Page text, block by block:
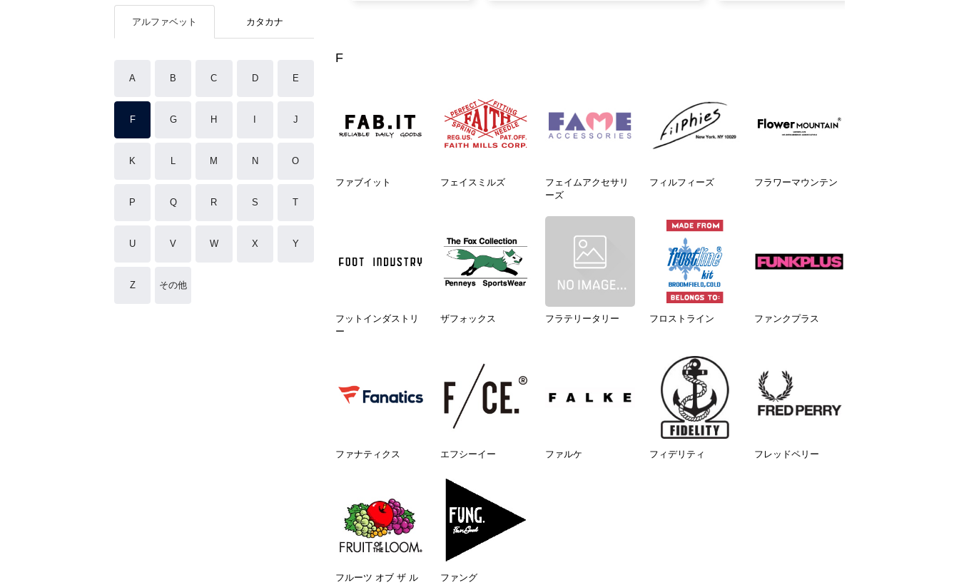
アルファベット カタカナ
A B C D E
F G H J
K L M N O
P Q R S T
U V W X Y
Z その他
F
ファブイット フェイスミルズ
フェイムアクセサリ
ーズ
フィルフィーズ フラワーマウンテン
フットインダストリ
ー
ザフォックス フラテリータリー フロストライン ファンクプラス
ファナティクス エフシーイー ファルケ フィデリティ フレッドペリー
フルーツ オブ ザ ル ファング